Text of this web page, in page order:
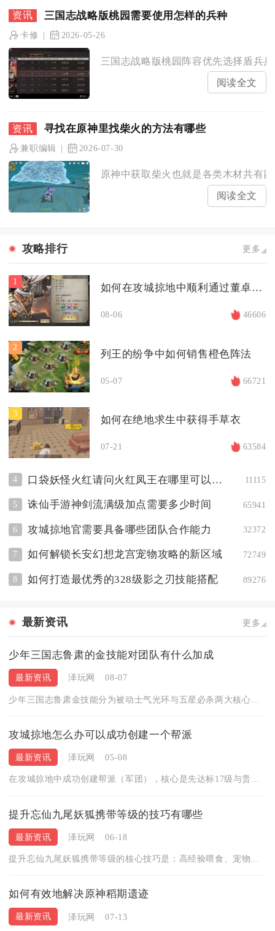
三国志战略版桃园需要使用怎样的兵种
卡修 2026-05-26
三国志战略版桃园阵容优先选择盾兵
阅读全文
寻找在原神里找柴火的方法有哪些
兼职编辑 2026-07-30
原神中获取柴火也就是各类木材共有
阅读全文
攻略排行 更多
1
如何在攻城掠地中顺利通过董卓副本
08-06 46606
2
列王的纷争中如何销售橙色阵法
05-07 66721
3
如何在绝地求生中获得手草衣
07-21 63584
4 口袋妖怪火红请问火红凤王在哪里可以捕捉到 11115
5 诛仙手游神剑流满级加点需要多少时间 65941
6 攻城掠地官需要具备哪些团队合作能力 32372
7 如何解锁长安幻想龙宫宠物攻略的新区域 72749
8 如何打造最优秀的328级影之刃技能搭配 89276
最新资讯 更多
少年三国志鲁肃的金技能对团队有什么加成
最新资讯 泽玩网 08-07
攻城掠地怎么办可以成功创建一个帮派
最新资讯 泽玩网 05-08
在攻城掠地中成功创建帮派（军团），核心是先达标17级与贵族2...
提升忘仙九尾妖狐携带等级的技巧有哪些
最新资讯 泽玩网 06-18
如何有效地解决原神稻期遗迹
最新资讯 泽玩网 07-13